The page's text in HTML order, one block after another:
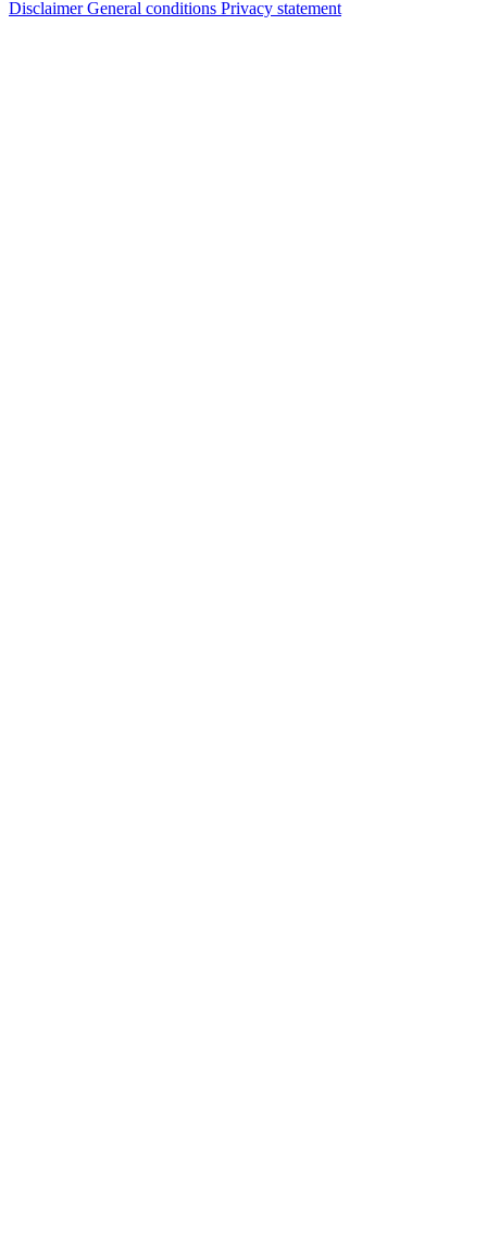
DisclaimerGeneral conditions Privacy statement